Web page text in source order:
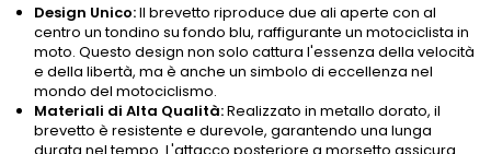
Design Unico:Il brevetto riproduce due ali aperte con al
centro un tondino su fondo blu, raffigurante un motociclista in
moto. Questo design non solo cattura l'essenza della velocità
e della libertà, ma è anche un simbolo di eccellenza nel
mondo del motociclismo.
Materiali di Alta Qualità:Realizzato in metallo dorato, il
brevetto è resistente e durevole, garantendo una lunga
durata nel tempo. L'attacco posteriore a morsetto assicura